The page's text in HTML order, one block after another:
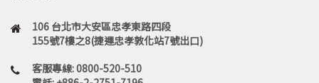
106 台北市大安區忠孝東路四段
155號7樓之8(捷運忠孝敦化站7號出口)
客服專線: 0800-520-510